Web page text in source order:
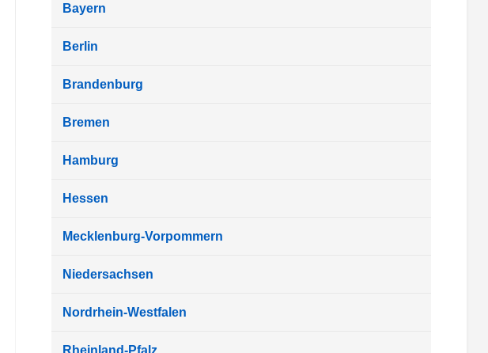
Bayern
Berlin
Brandenburg
Bremen
Hamburg
Hessen
Mecklenburg-Vorpommern
Niedersachsen
Nordrhein-Westfalen